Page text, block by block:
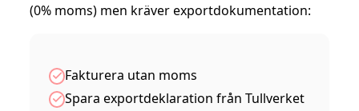
(0% moms) men kräver exportdokumentation:
Fakturera utan moms
Spara exportdeklaration från Tullverket